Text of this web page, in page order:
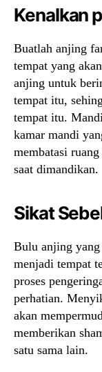
Kenalkan
Buatlah anjing
tempat yang
anjing untuk
tempat itu,
tempat itu.
kamar mandi
membatasi
saat dimandikan.
Sikat
Bulu anjing yang
menjadi tempat
proses
perhatian.
akan
memberikan
satu sama lain.